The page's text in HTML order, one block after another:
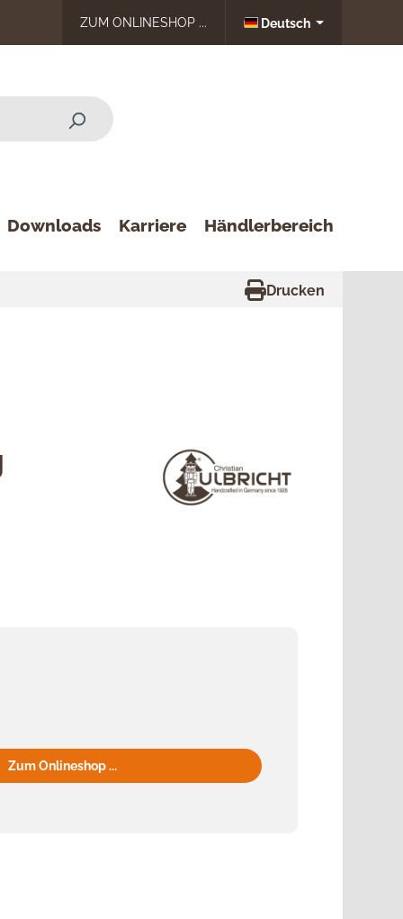
ZUM ONLINESHOP ... Deutsch
Downloads Karriere Händlerbereich
Drucken
Zum Onlineshop ...